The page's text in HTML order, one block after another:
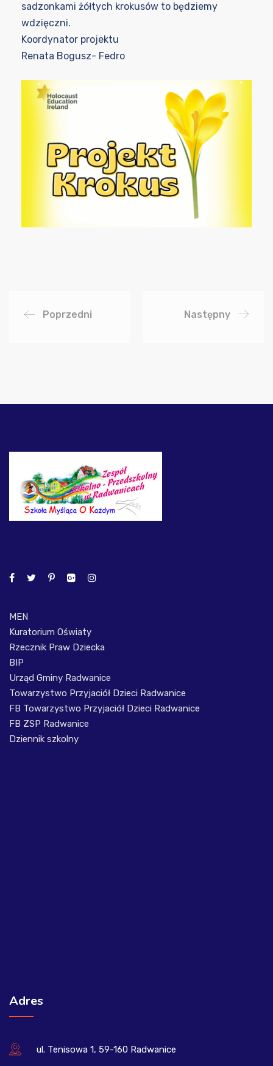
sadzonkami żółtych krokusów to będziemy
wdzięczni.
Koordynator projektu
Renata Bogusz- Fedro
Poprzedni Następny
MEN
Kuratorium Oświaty
Rzecznik Praw Dziecka
BIP
Urząd Gminy Radwanice
Towarzystwo Przyjaciół Dzieci Radwanice
FB Towarzystwo Przyjaciół Dzieci Radwanice
FB ZSP Radwanice
Dziennik szkolny
Adres
ul. Tenisowa 1, 59-160 Radwanice